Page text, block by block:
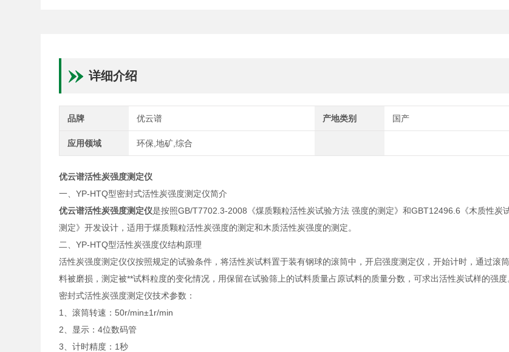
详细介绍
品牌 优云谱 产地类别 国产
应用领域 环保,地矿,综合
优云谱活性炭强度测定仪
一、YP-HTQ型密封式活性炭强度测定仪简介
优云谱活性炭强度测定仪是按照GB/T7702.3-2008《煤质颗粒活性炭试验方法 强度的测定》和GBT12496.6《木质性炭
测定》开发设计，适用于煤质颗粒活性炭强度的测定和木质活性炭强度的测定。
二、YP-HTQ型活性炭强度仪结构原理
活性炭强度测定仪仪按照规定的试验条件，将活性炭试料置于装有钢球的滚筒中，开启强度测定仪，开始计时，通过滚
料被磨损，测定被**试料粒度的变化情况，用保留在试验筛上的试料质量占原试料的质量分数，可求出活性炭试样的强度
密封式活性炭强度测定仪技术参数：
1、滚筒转速：50r/min±1r/min
2、显示：4位数码管
3、计时精度：1秒